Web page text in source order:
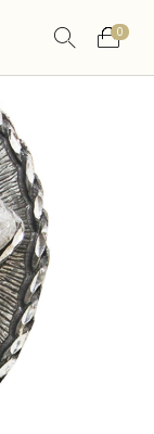
0
WESTERN &
COUNTRY